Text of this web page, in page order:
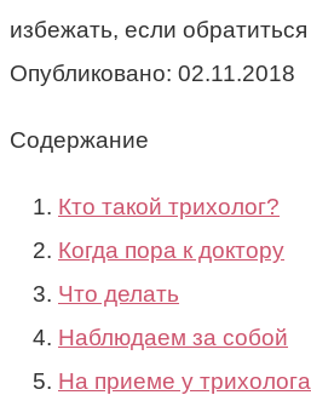
избежать, если
Опубликовано: 02.11.2018
Содержание
Кто такой трихолог?
Когда пора к доктору
Что делать
Наблюдаем за собой
На приеме у трихолога